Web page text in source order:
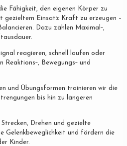
Fähigkeit, den eigenen Körper zu
gezieltem Einsatz Kraft zu erzeugen –
Dazu zählen Maximal‐,
reagieren, schnell laufen oder
Bewegungs‐ und
und Übungsformen trainieren wir die
bis hin zu längeren
Drehen und gezielte
Gelenkbeweglichkeit und fördern die
Kinder.